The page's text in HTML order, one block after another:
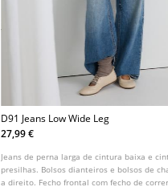
D91 Jeans Low Wide Leg
27,99 €
Jeans de perna larga de cintura baixa e
presilhas. Bolsos dianteiros e bolsos de
a direito. Fecho frontal com fecho de